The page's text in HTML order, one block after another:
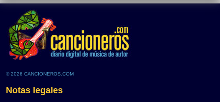
© 2026 CANCIONEROS.COM
Notas legales